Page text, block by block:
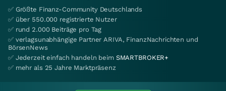
✅ Größte Finanz-Community Deutschlands
✅ über 550.000 registrierte Nutzer
✅ rund 2.000 Beiträge pro Tag
✅ verlagsunabhängige Partner ARIVA, FinanzNachrichten und
BörsenNews
✅ Jederzeit einfach handeln beim SMARTBROKER+
✅ mehr als 25 Jahre Marktpräsenz